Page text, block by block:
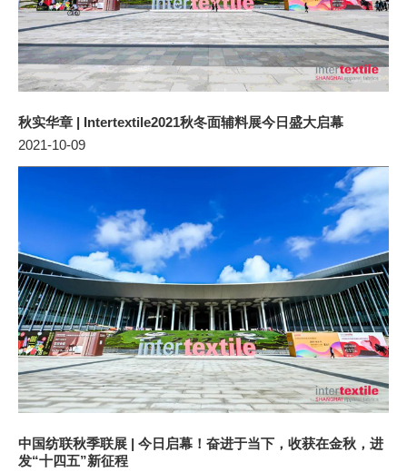
秋实华章 | Intertextile2021秋冬面辅料展今日盛大启幕
2021-10-09
中国纺联秋季联展 | 今日启幕！奋进于当下，收获在金秋，进
发“十四五”新征程